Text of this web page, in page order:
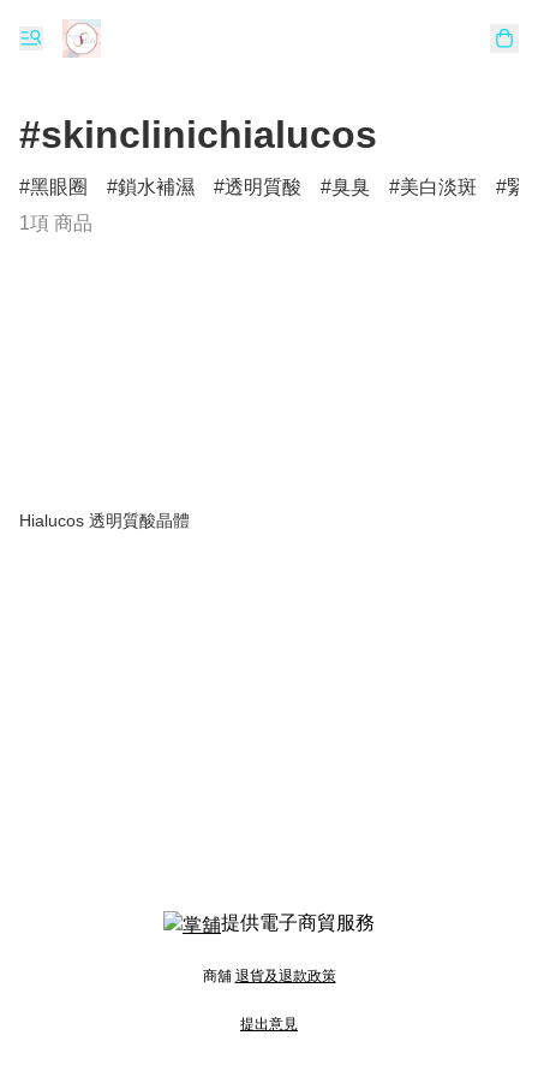
#skinclinichialucos
黑眼圈 鎖水補濕 透明質酸 臭臭 美白淡斑
緊
1項 商品
Hialucos 透明質酸晶體
提供電子商貿服務
商舖 退貨及退款政策
提出意見